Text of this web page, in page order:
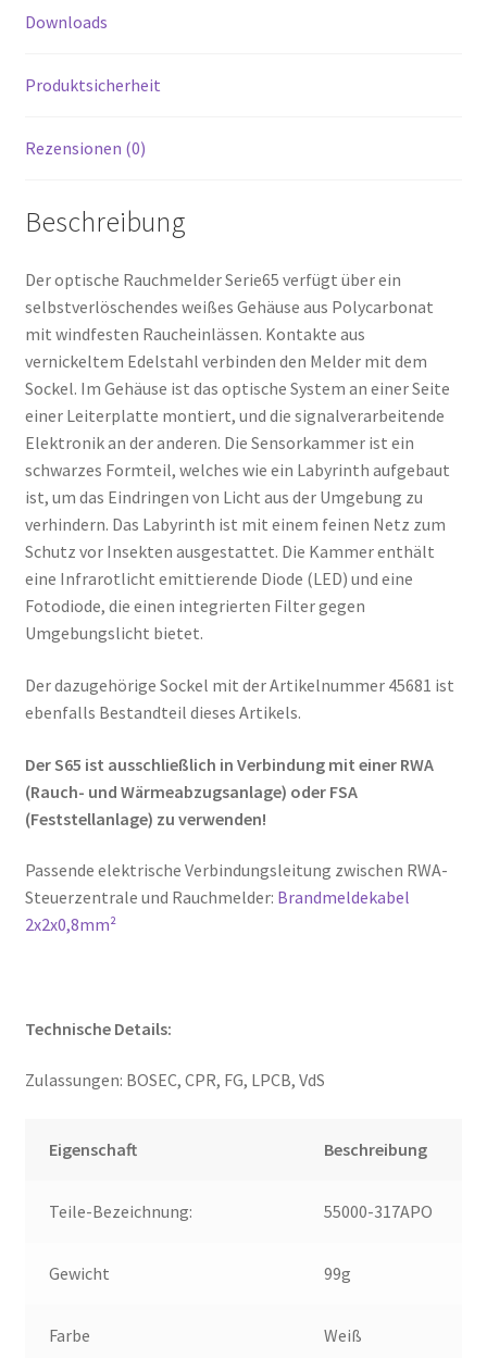
Downloads
Produktsicherheit
Rezensionen (0)
Beschreibung
Der optische Rauchmelder Serie65 verfügt über ein
selbstverlöschendes weißes Gehäuse aus Polycarbonat
mit windfesten Raucheinlässen. Kontakte aus
vernickeltem Edelstahl verbinden den Melder mit dem
Sockel. Im Gehäuse ist das optische System an einer Seite
einer Leiterplatte montiert, und die signalverarbeitende
Elektronik an der anderen. Die Sensorkammer ist ein
schwarzes Formteil, welches wie ein Labyrinth aufgebaut
ist, um das Eindringen von Licht aus der Umgebung zu
verhindern. Das Labyrinth ist mit einem feinen Netz zum
Schutz vor Insekten ausgestattet. Die Kammer enthält
eine Infrarotlicht emittierende Diode (LED) und eine
Fotodiode, die einen integrierten Filter gegen
Umgebungslicht bietet.
Der dazugehörige Sockel mit der Artikelnummer 45681 ist
ebenfalls Bestandteil dieses Artikels.
Der S65 ist ausschließlich in Verbindung mit einer RWA
(Rauch- und Wärmeabzugsanlage) oder FSA
(Feststellanlage) zu verwenden!
Passende elektrische Verbindungsleitung zwischen RWA-
Steuerzentrale und Rauchmelder: Brandmeldekabel
2x2x0,8mm²
Technische Details:
Zulassungen: BOSEC, CPR, FG, LPCB, VdS
Eigenschaft Beschreibung
Teile-Bezeichnung: 55000-317APO
Gewicht 99g
Farbe Weiß